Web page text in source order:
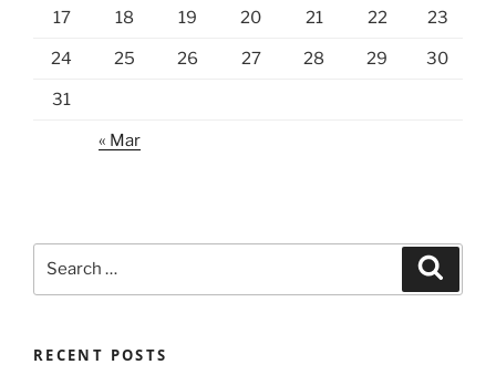
17 18 19 20 21 22 23
24 25 26 27 28 29 30
31
« Mar
RECENT POSTS